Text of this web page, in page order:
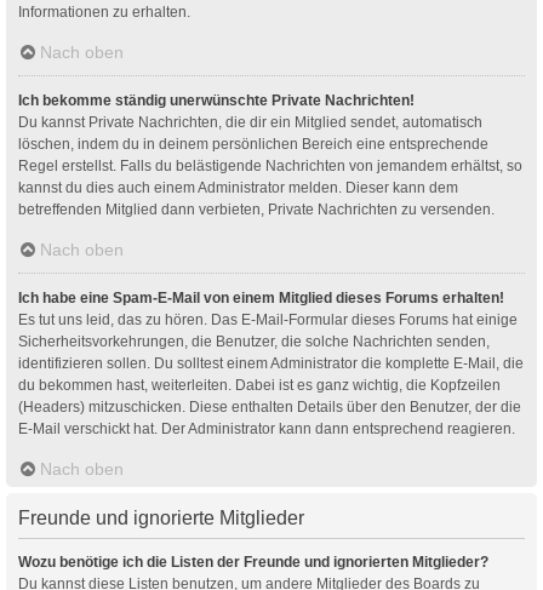
Informationen zu erhalten.
Nach oben
Ich bekomme ständig unerwünschte Private Nachrichten!
Du kannst Private Nachrichten, die dir ein Mitglied sendet, automatisch
löschen, indem du in deinem persönlichen Bereich eine entsprechende
Regel erstellst. Falls du belästigende Nachrichten von jemandem erhältst, so
kannst du dies auch einem Administrator melden. Dieser kann dem
betreffenden Mitglied dann verbieten, Private Nachrichten zu versenden.
Nach oben
Ich habe eine Spam-E-Mail von einem Mitglied dieses Forums erhalten!
Es tut uns leid, das zu hören. Das E-Mail-Formular dieses Forums hat einige
Sicherheitsvorkehrungen, die Benutzer, die solche Nachrichten senden,
identifizieren sollen. Du solltest einem Administrator die komplette E-Mail, die
du bekommen hast, weiterleiten. Dabei ist es ganz wichtig, die Kopfzeilen
(Headers) mitzuschicken. Diese enthalten Details über den Benutzer, der die
E-Mail verschickt hat. Der Administrator kann dann entsprechend reagieren.
Nach oben
Freunde und ignorierte Mitglieder
Wozu benötige ich die Listen der Freunde und ignorierten Mitglieder?
Du kannst diese Listen benutzen, um andere Mitglieder des Boards zu